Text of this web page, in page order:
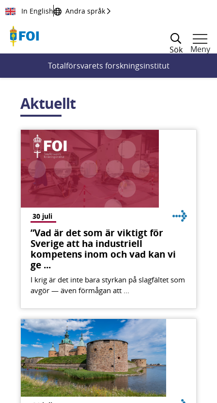
Till innehållet
In English Andra språk
Sök
Meny
Totalförsvarets forskningsinstitut
Aktuellt
30 juli
”Vad är det som är viktigt för
Sverige att ha industriell
kompetens inom och vad kan vi
ge ...
I krig är det inte bara styrkan på slagfältet som
avgör — även förmågan att ...